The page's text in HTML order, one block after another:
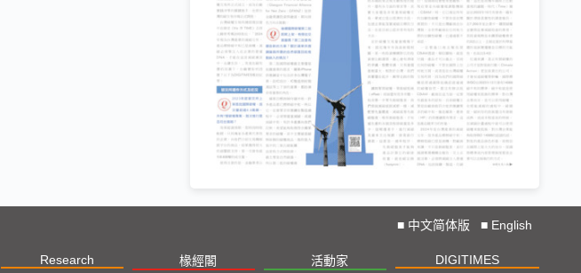
■ 中文简体版 ■ English
Research 椽經閣 活動家 DIGITIMES